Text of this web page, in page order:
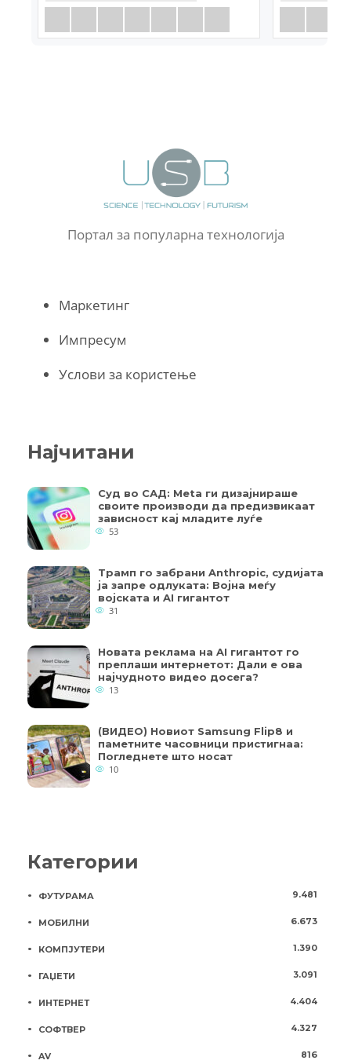
Портал за популарна технологија
Маркетинг
Импресум
Услови за користење
Најчитани
Суд во САД: Meta ги дизајнираше
своите производи да предизвикаат
зависност кај младите луѓе
53
Трамп го забрани Anthropic, судијата
ја запре одлуката: Војна меѓу
војската и AI гигантот
31
Новата реклама на AI гигантот го
преплаши интернетот: Дали е ова
најчудното видео досега?
13
(ВИДЕО) Новиот Samsung Flip8 и
паметните часовници пристигнаа:
Погледнете што носат
10
Категории
ФУТУРАМА 9.481
МОБИЛНИ 6.673
КОМПЈУТЕРИ 1.390
ГАЏЕТИ 3.091
ИНТЕРНЕТ 4.404
СОФТВЕР 4.327
AV 816